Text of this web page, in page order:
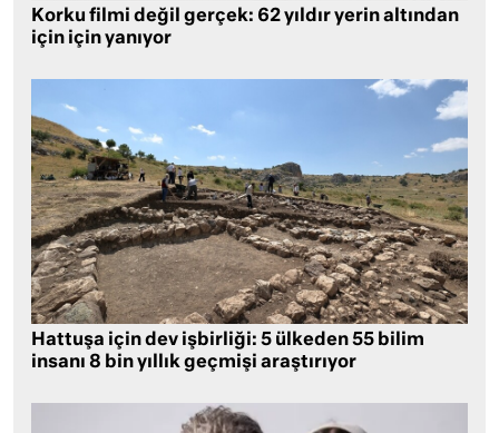
Korku filmi değil gerçek: 62 yıldır yerin altından
için için yanıyor
Hattuşa için dev işbirliği: 5 ülkeden 55 bilim
insanı 8 bin yıllık geçmişi araştırıyor